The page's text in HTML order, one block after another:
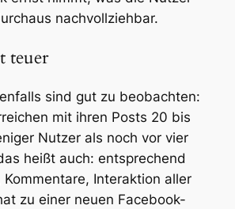
nachvollziehbar.
teuer
sind gut zu beobachten:
mit ihren Posts 20 bis
Nutzer als noch vor vier
heißt auch: entsprechend
Interaktion aller
zu einer neuen Facebook-